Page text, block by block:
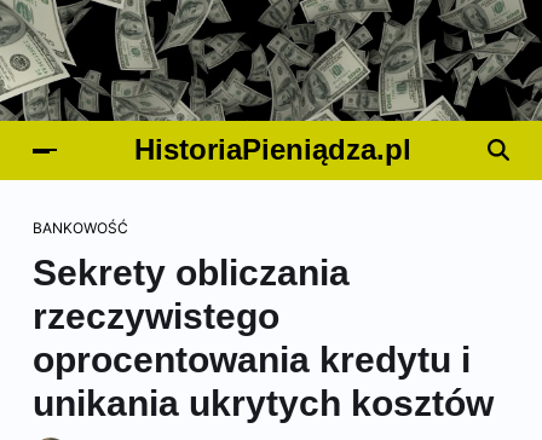
HistoriaPieniądza.pl
BANKOWOŚĆ
Sekrety obliczania
rzeczywistego
oprocentowania kredytu i
unikania ukrytych kosztów